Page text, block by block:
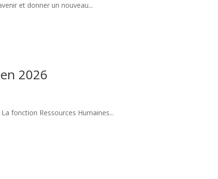
et donner un nouveau...
2026
fonction Ressources Humaines...